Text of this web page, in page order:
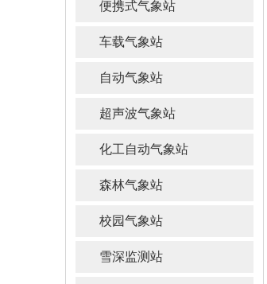
便携式气象站
车载气象站
自动气象站
超声波气象站
化工自动气象站
森林气象站
校园气象站
雪深监测站